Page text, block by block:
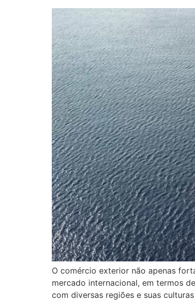
O comércio exterior não apenas
mercado internacional, em termos
com diversas regiões e suas